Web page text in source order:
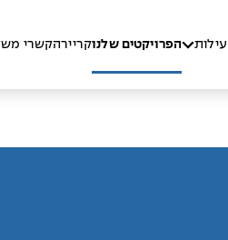
הפרויקטים שלנוקריירהקשרי